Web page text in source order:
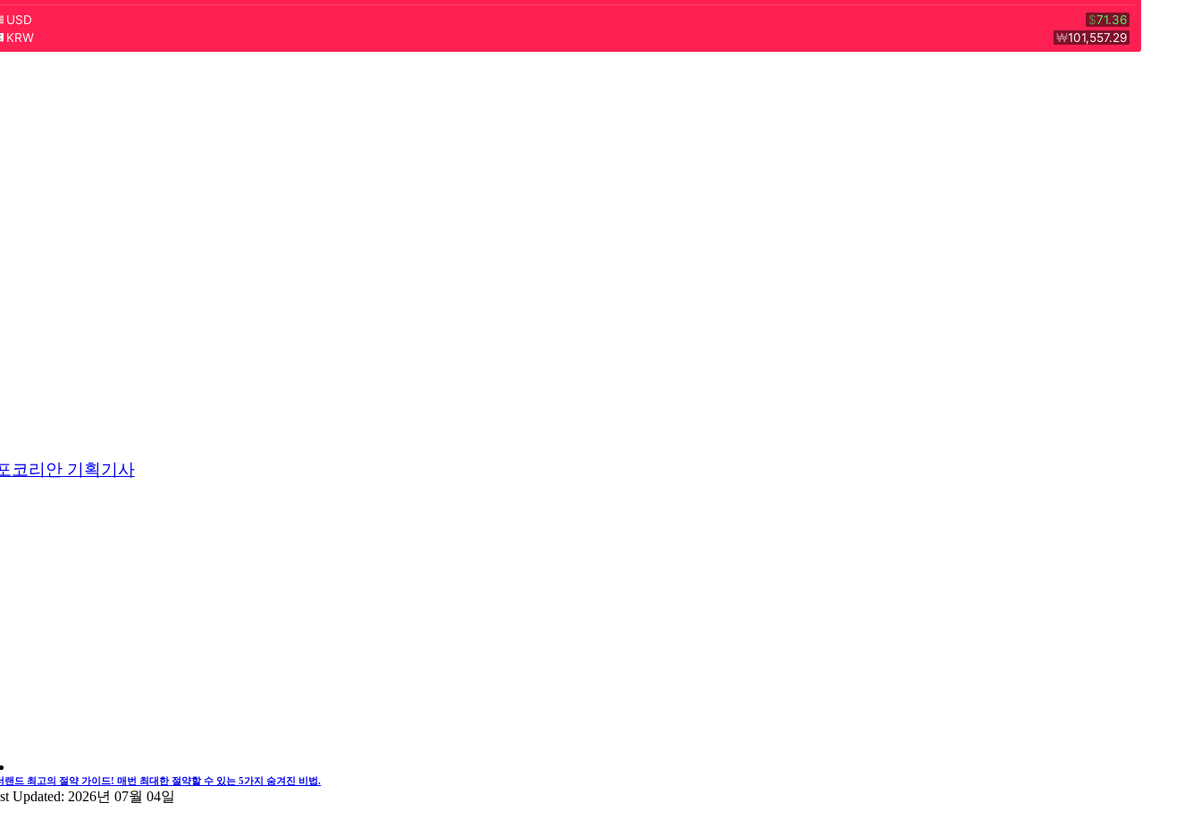
코리안 기획기사
랜드 최고의 절약 가이드! 매번 최대한 절약할 수 있는 5가지 숨겨진 비법.
Updated: 2026년 07월 04일